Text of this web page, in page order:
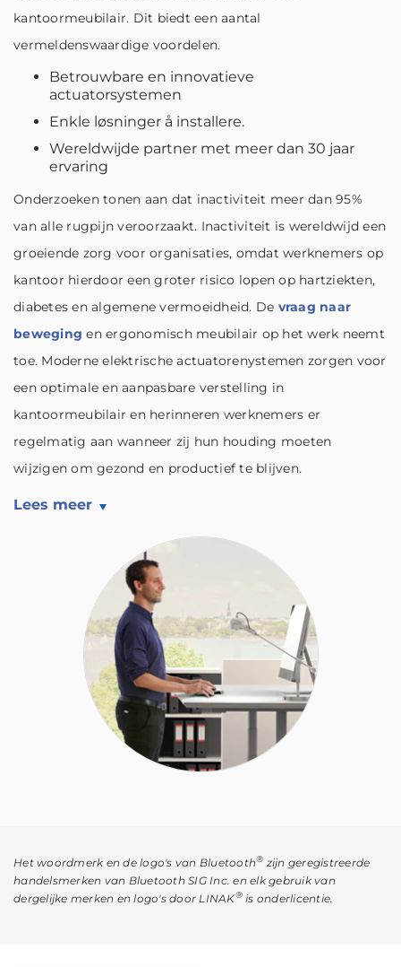
kantoormeubilair. Dit biedt een aantal
vermeldenswaardige voordelen.
Betrouwbare en innovatieve
actuatorsystemen
Enkle løsninger å installere.
Wereldwijde partner met meer dan 30 jaar
ervaring
Onderzoeken tonen aan dat inactiviteit meer dan 95%
van alle rugpijn veroorzaakt. Inactiviteit is wereldwijd een
groeiende zorg voor organisaties, omdat werknemers op
kantoor hierdoor een groter risico lopen op hartziekten,
diabetes en algemene vermoeidheid. De vraag naar
beweging en ergonomisch meubilair op het werk neemt
toe. Moderne elektrische actuatorenystemen zorgen voor
een optimale en aanpasbare verstelling in
kantoormeubilair en herinneren werknemers er
regelmatig aan wanneer zij hun houding moeten
wijzigen om gezond en productief te blijven.
Lees meer
Het woordmerk en de logo's van Bluetooth® zijn geregistreerde
handelsmerken van Bluetooth SIG Inc. en elk gebruik van
dergelijke merken en logo's door LINAK®is onderlicentie.